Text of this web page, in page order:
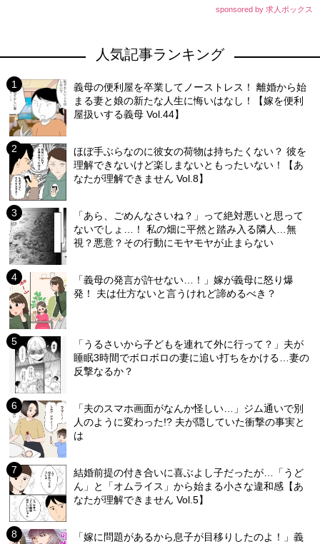
sponsored by 求人ボックス
人気記事ランキング
義母の便利屋を卒業してノーストレス！ 離婚から始
まる妻と娘の新たな人生に悔いはなし！【嫁を便利
屋扱いする義母 Vol.44】
ほぼ手ぶらなのに彼女の荷物は持ちたくない？ 彼を
理解できないけど楽しまないともったいない！【あ
なたが理解できません Vol.8】
「あら、ごめんなさいね？」って絶対悪いと思って
ないでしょ…！ 私の畑に平然と踏み入る隣人…無
視？悪意？その行動にモヤモヤが止まらない
「義母の発言が許せない…！」嫁が義母に怒り爆
発！ 夫は仕方ないと言うけれど諦めるべき？
「うるさいから子どもを連れて外に行って？」夫が
睡眠3時間でボロボロの妻に追い打ちをかける…妻の
反撃なるか？
「夫のスマホ画面がなんか怪しい…」ジム通いで別
人のように変わった!? 夫が隠していた衝撃の事実と
は
結婚前提の付き合いに喜ぶよし子だったが…「うど
ん」と「オムライス」から始まる小さな違和感【あ
なたが理解できません Vol.5】
「嫁に問題があるから息子が目移りしたのよ！」義